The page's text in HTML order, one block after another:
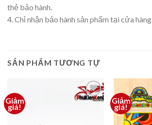
thẻ bảo hành.
4. Chỉ nhận bảo hành sản phẩm tại cửa hàng.
SẢN PHẨM TƯƠNG TỰ
Giảm
giá!
Thêm
Giảm
giá!